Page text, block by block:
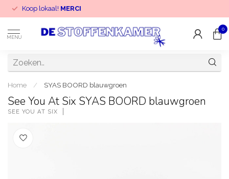
Koop lokaal! MERCI
MENU
0
Home / SYAS BOORD blauwgroen
See You At Six SYAS BOORD blauwgroen
SEE YOU AT SIX